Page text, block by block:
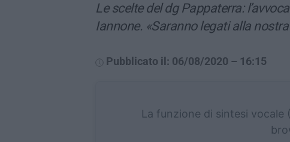
Le scelte del dg Pappaterra:
Iannone. «Saranno legati alla
Pubblicato il: 06/08/2020 – 16:15
La funzione di sintesi